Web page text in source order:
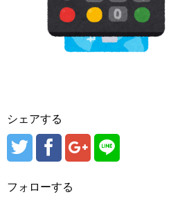
シェアする
フォローする